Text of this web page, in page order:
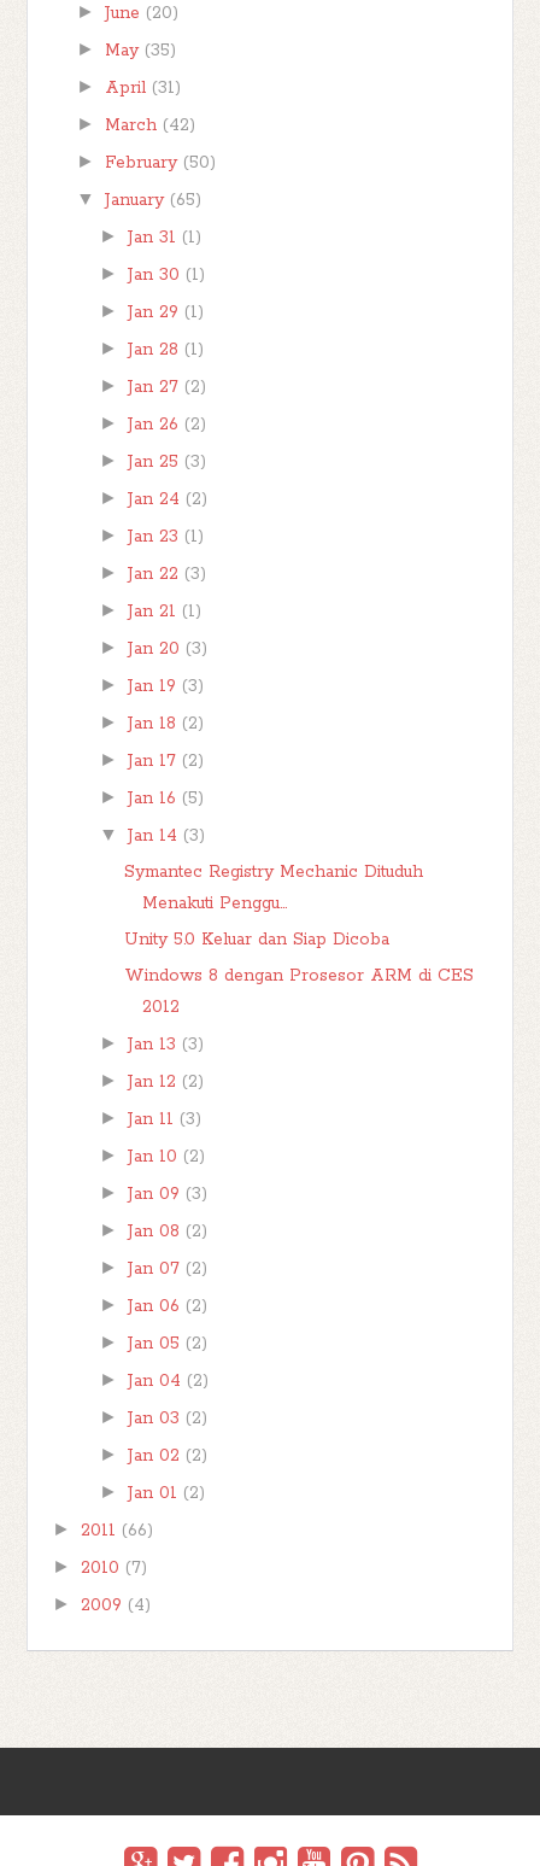
► June (20)
► May (35)
► April (31)
► March (42)
► February (50)
▼ January (65)
► Jan 31 (1)
► Jan 30 (1)
► Jan 29 (1)
► Jan 28 (1)
► Jan 27 (2)
► Jan 26 (2)
► Jan 25 (3)
► Jan 24 (2)
► Jan 23 (1)
► Jan 22 (3)
► Jan 21 (1)
► Jan 20 (3)
► Jan 19 (3)
► Jan 18 (2)
► Jan 17 (2)
► Jan 16 (5)
▼ Jan 14 (3)
Symantec Registry Mechanic Dituduh
Menakuti Penggu...
Unity 5.0 Keluar dan Siap Dicoba
Windows 8 dengan Prosesor ARM di CES
2012
► Jan 13 (3)
► Jan 12 (2)
► Jan 11 (3)
► Jan 10 (2)
► Jan 09 (3)
► Jan 08 (2)
► Jan 07 (2)
► Jan 06 (2)
► Jan 05 (2)
► Jan 04 (2)
► Jan 03 (2)
► Jan 02 (2)
► Jan 01 (2)
► 2011 (66)
► 2010 (7)
► 2009 (4)